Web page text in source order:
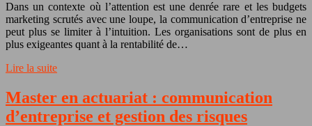
Dans un contexte où l’attention est une denrée rare et les budgets
marketing scrutés avec une loupe, la communication d’entreprise ne
peut plus se limiter à l’intuition. Les organisations sont de plus en
plus exigeantes quant à la rentabilité de…
Lire la suite
Master en actuariat : communication
d’entreprise et gestion des risques